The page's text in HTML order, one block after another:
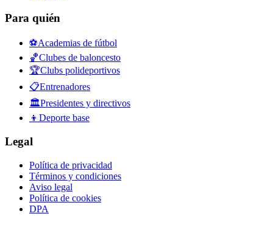
Para quién
⚽Academias de fútbol
🏀Clubes de baloncesto
🏆Clubs polideportivos
📋Entrenadores
🏛️Presidentes y directivos
👦 Deporte base
Legal
Política de privacidad
Términos y condiciones
Aviso legal
Política de cookies
DPA